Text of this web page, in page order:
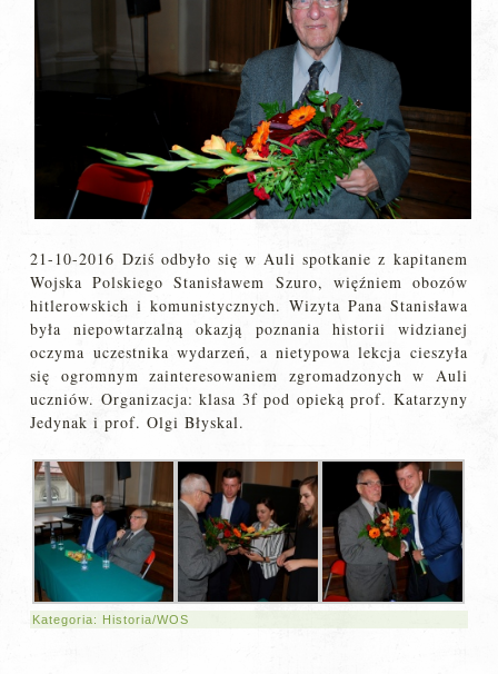
21-10-2016 Dziś odbyło się w Auli spotkanie z kapitanem
Wojska Polskiego Stanisławem Szuro, więźniem obozów
hitlerowskich i komunistycznych. Wizyta Pana Stanisława
była niepowtarzalną okazją poznania historii widzianej
oczyma uczestnika wydarzeń, a nietypowa lekcja cieszyła
się ogromnym zainteresowaniem zgromadzonych w Auli
uczniów. Organizacja: klasa 3f pod opieką prof. Katarzyny
Jedynak i prof. Olgi Błyskal.
Kategoria: Historia/WOS